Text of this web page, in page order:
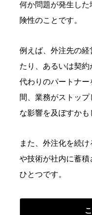
何か問題が発生し
険性のことです。
例えば、外注先の
たり、あるいは契
代わりのパートナ
間、業務がストッ
な影響を及ぼすかも
また、外注化を続
や技術が社内に蓄
ひとつです。